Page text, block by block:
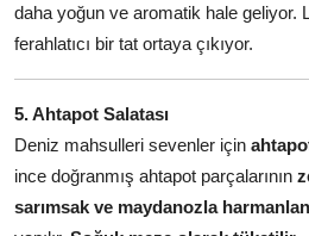
daha yoğun ve aromatik hale geliyor.
ferahlatıcı bir tat ortaya çıkıyor.
5. Ahtapot Salatası
Deniz mahsulleri sevenler için
ince doğranmış ahtapot parçalarının
sarımsak ve maydanozla